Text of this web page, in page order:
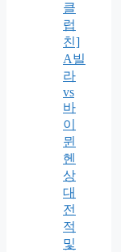
클
럽
친]
A빌
라
vs
바
이
뮌
헨
상
대
전
적
및